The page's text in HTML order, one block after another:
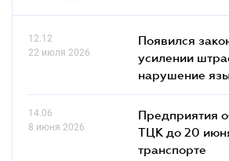
12.12
22 июля 2026
Появился
усилении
нарушение
14.06
8 июня 2026
Предприятия
ТЦК до 20
транспорте